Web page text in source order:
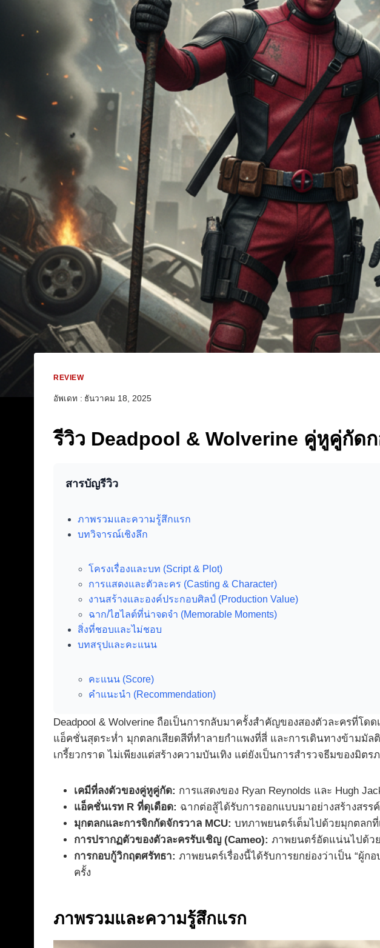
REVIEW
อัพเดท : ธันวาคม 18, 2025
รีวิว Deadpool & Wolverine คู่หูคู่กัด
สารบัญรีวิว
ภาพรวมและความรู้สึกแรก
บทวิจารณ์เชิงลึก
โครงเรื่องและบท (Script & Plot)
การแสดงและตัวละคร (Casting & Character)
งานสร้างและองค์ประกอบศิลป์ (Production Value)
ฉาก/ไฮไลต์ที่น่าจดจำ (Memorable Moments)
สิ่งที่ชอบและไม่ชอบ
บทสรุปและคะแนน
คะแนน (Score)
คำแนะนำ (Recommendation)
Deadpool & Wolverine ถือเป็นการกลับมาครั้งสำคัญของสองตัวละครที่โ
แอ็คชั่นสุดระห่ำ มุกตลกเสียดสีที่ทำลายกำแพงที่สี่ และการเดินทางข้ามมั
เกรี้ยวกราด ไม่เพียงแต่สร้างความบันเทิง แต่ยังเป็นการสำรวจธีมของมิ
เคมีที่ลงตัวของคู่หูคู่กัด: การแสดงของ Ryan Reynolds และ Hugh
แอ็คชั่นเรท R ที่ดุเดือด: ฉากต่อสู้ได้รับการออกแบบมาอย่างสร้างสร
มุกตลกและการจิกกัดจักรวาล MCU: บทภาพยนตร์เต็มไปด้วยมุกตลกที่
การปรากฏตัวของตัวละครรับเชิญ (Cameo): ภาพยนตร์อัดแน่นไปด้ว
การกอบกู้วิกฤตศรัทธา: ภาพยนตร์เรื่องนี้ได้รับการยกย่องว่าเป็น “ผู้ก
ครั้ง
ภาพรวมและความรู้สึกแรก